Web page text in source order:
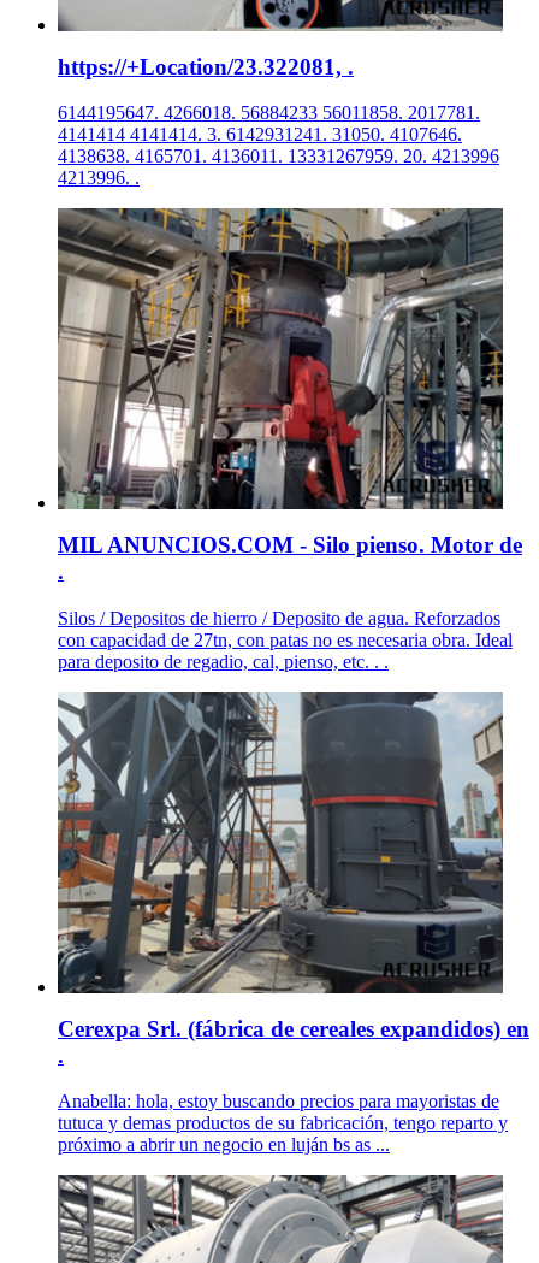
https://+Location/23.322081, .
6144195647. 4266018. 56884233 56011858. 2017781.
4141414 4141414. 3. 6142931241. 31050. 4107646.
4138638. 4165701. 4136011. 13331267959. 20. 4213996
4213996. .
MIL ANUNCIOS.COM - Silo pienso. Motor de
.
Silos / Depositos de hierro / Deposito de agua. Reforzados
con capacidad de 27tn, con patas no es necesaria obra. Ideal
para deposito de regadio, cal, pienso, etc. . .
Cerexpa Srl. (fábrica de cereales expandidos) en
.
Anabella: hola, estoy buscando precios para mayoristas de
tutuca y demas productos de su fabricación, tengo reparto y
próximo a abrir un negocio en luján bs as ...